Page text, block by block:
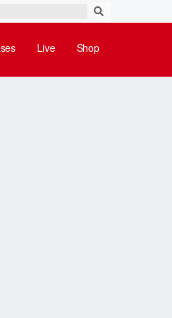
Live Shop